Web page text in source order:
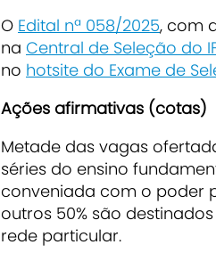
O Edital nª 058/2025, com
na Central de Seleção do
no hotsite do Exame de
Ações afirmativas (cotas)
Metade das vagas
séries do ensino
conveniada com o poder
outros 50% são
rede particular.